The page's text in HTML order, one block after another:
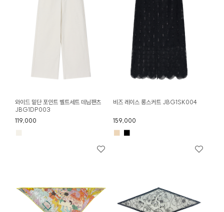
와이드 밑단 포인트 벨트세트 데님팬츠
JBG1DP003
119,000
비즈 레이스 롱스커트 JBG1SK004
159,000
■ ■